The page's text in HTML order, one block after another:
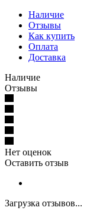
Наличие
Отзывы
Как купить
Оплата
Доставка
Наличие
Отзывы
Нет оценок
Оставить отзыв
Загрузка отзывов...